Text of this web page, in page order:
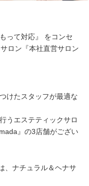
って対応』
をコンセ
ロン 『本社直営サロン
けたスタッフが最適な
うエステティックサロ
』の3店舗がござい
、ナチュラル＆ヘナサ